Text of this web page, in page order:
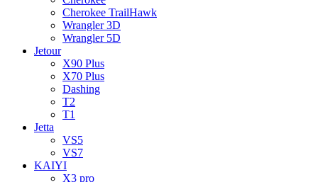
Cherokee TrailHawk
Wrangler 3D
Wrangler 5D
Jetour
X90 Plus
X70 Plus
Dashing
T2
T1
Jetta
VS5
VS7
KAIYI
X3 pro